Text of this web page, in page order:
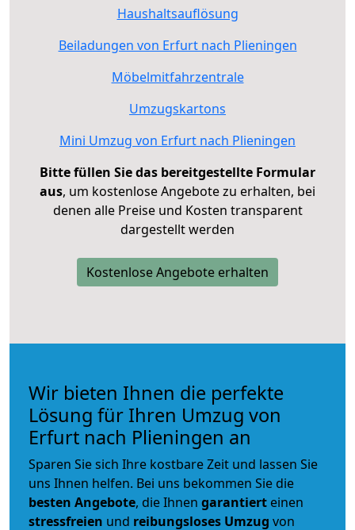
Haushaltsauflösung
Beiladungen von Erfurt nach Plieningen
Möbelmitfahrzentrale
Umzugskartons
Mini Umzug von Erfurt nach Plieningen
Bitte füllen Sie das bereitgestellte Formular
aus, um kostenlose Angebote zu erhalten, bei
denen alle Preise und Kosten transparent
dargestellt werden
Kostenlose Angebote erhalten
Wir bieten Ihnen die perfekte
Lösung für Ihren Umzug von
Erfurt nach Plieningen an
Sparen Sie sich Ihre kostbare Zeit und lassen Sie
uns Ihnen helfen. Bei uns bekommen Sie die
besten Angebote, die Ihnen garantiert einen
stressfreien und reibungsloses Umzug von